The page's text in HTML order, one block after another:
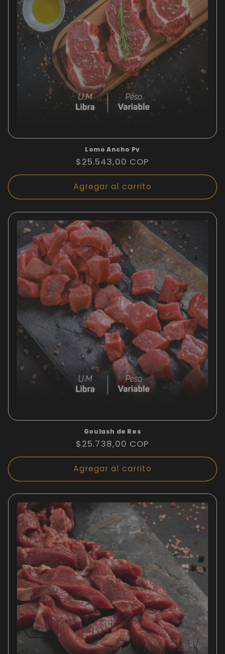
Lomo Ancho Pv
Precio
habitual
$25.543,00 COP
Agregar al carrito
Goulash de Res
Precio
habitual
$25.738,00 COP
Agregar al carrito